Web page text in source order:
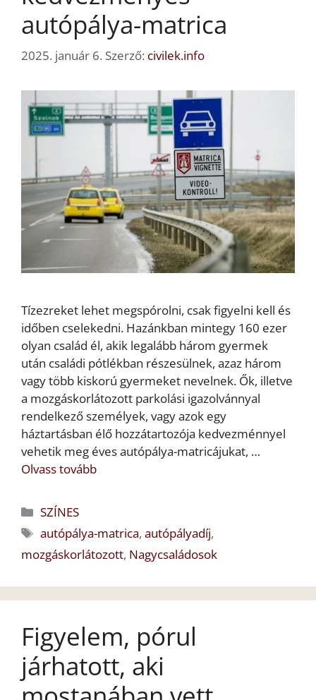
autópálya-matrica
2025. január 6. Szerző: civilek.info
Tízezreket lehet megspórolni, csak figyelni kell és
időben cselekedni. Hazánkban mintegy 160 ezer
olyan család él, akik legalább három gyermek
után családi pótlékban részesülnek, azaz három
vagy több kiskorú gyermeket nevelnek. Ők, illetve
a mozgáskorlátozott parkolási igazolvánnyal
rendelkező személyek, vagy azok egy
háztartásban élő hozzátartozója kedvezménnyel
vehetik meg éves autópálya-matricájukat, …
Olvass tovább
Kategória
SZÍNES
Címkék
autópálya-matrica,autópályadíj,
mozgáskorlátozott, Nagycsaládosok
Figyelem, pórul
járhatott, aki